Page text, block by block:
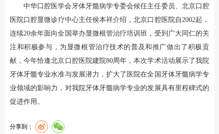
中华口腔医学会牙体牙髓病学专委会候任主任委员、北京口腔
医院口腔显微诊疗中心主任侯本祥介绍，北京口腔医院自2002起，
连续20余年面向全国举办显微根管治疗培训班，受到广大同仁的关
注和积极参与，为显微根管治疗技术的普及和推广做出了积极贡
献，今年恰逢北京口腔医院建院80周年，本次学术活动展示了我院
牙体牙髓专业水准与发展潜力，扩大了医院在全国牙体牙髓病学专
业领域的影响力，对我院牙体牙髓病学专业的发展具有里程碑式的
促进作用。
分享到：